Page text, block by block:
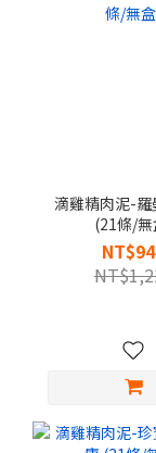
滴雞精肉泥-羅
(21條/無